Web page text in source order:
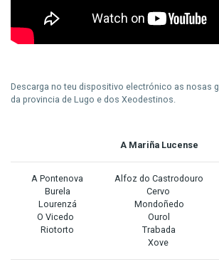
Descarga no teu dispositivo electrónico as nosas
da provincia de Lugo e dos Xeodestinos.
A Mariña Lucense
A Pontenova Alfoz do Castrodouro
Burela
Cervo
Lourenzá
Mondoñedo
O Vicedo
Ourol
Riotorto
Trabada
Xove